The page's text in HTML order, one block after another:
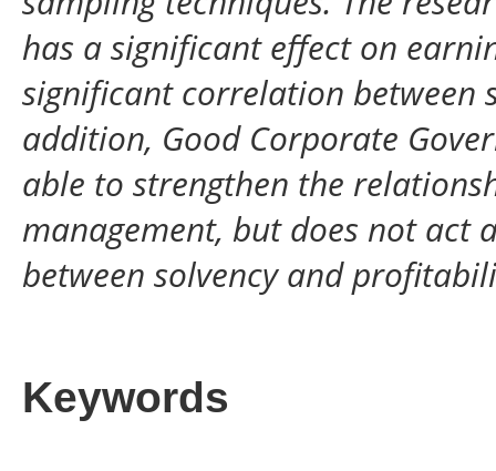
has a significant effect on
significant correlation between
addition, Good Corporate
able to strengthen the
management, but does not
between solvency and
Keywords